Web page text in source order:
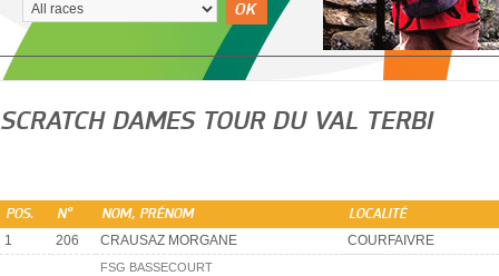
OK
SCRATCH DAMES TOUR DU VAL TERBI
POS. N° NOM, PRÉNOM LOCALITÉ
1 206 CRAUSAZ MORGANE COURFAIVRE
FSG BASSECOURT